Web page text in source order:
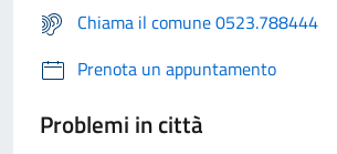
Chiama il comune 0523.788444
Prenota un appuntamento
Problemi in città